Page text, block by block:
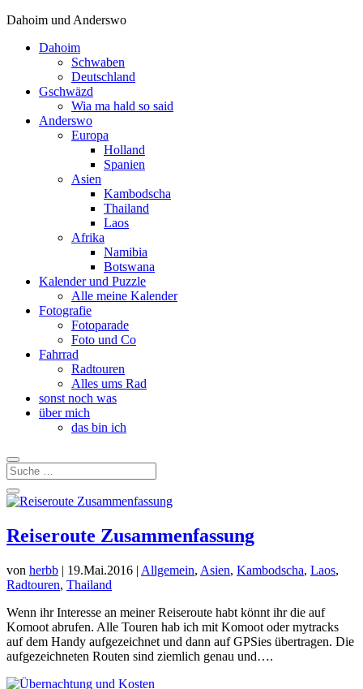
Dahoim und Anderswo
Dahoim
Schwaben
Deutschland
Gschwäzd
Wia ma hald so said
Anderswo
Europa
Holland
Spanien
Asien
Kambodscha
Thailand
Laos
Afrika
Namibia
Botswana
Kalender und Puzzle
Alle meine Kalender
Fotografie
Fotoparade
Foto und Co
Fahrrad
Radtouren
Alles ums Rad
sonst noch was
über mich
das bin ich
Reiseroute Zusammenfassung
von herbb | 19.Mai.2016 | Allgemein, Asien, Kambodscha, Laos,
Radtouren, Thailand
Wenn ihr Interesse an meiner Reiseroute habt könnt ihr die auf
Komoot abrufen. Alle Touren hab ich mit Komoot oder mytracks
auf dem Handy aufgezeichnet und dann auf GPSies übertragen. Die
aufgezeichneten Routen sind ziemlich genau und….